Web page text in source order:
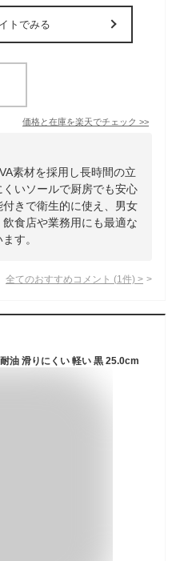
トでみる
価格と在庫を楽天でチェック >>
素材を採用し長時間の立
いソールで厨房でも安心
きで衛生的に使え、男女
食店や業務用にも最適な
す。
全てのおすすめコメント (1 件) >
油 滑りにくい 軽い 黒 25.0cm